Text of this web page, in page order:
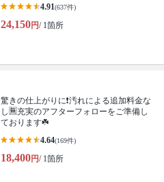
4.91(637件)
24,150円/ 1箇所
驚きの仕上がりに❗️汚れによる追加料金な
し🈚️充実のアフターフォローをご準備し
ております☘️
4.64(169件)
18,400円/ 1箇所